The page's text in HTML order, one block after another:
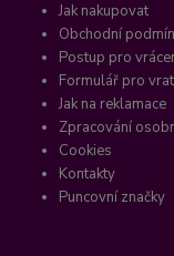
Jak nakupovat
Obchodní
Postup pro
Formulář pro
Jak na reklamace
Zpracování
Cookies
Kontakty
Puncovní značky